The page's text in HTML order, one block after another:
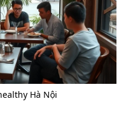
Hà Nội